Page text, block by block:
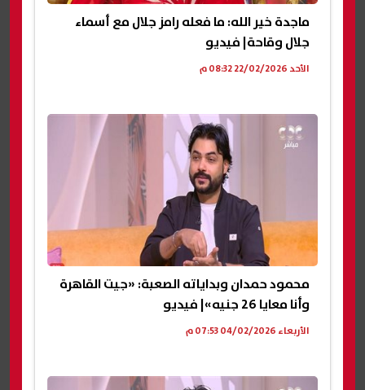
ماجدة خير الله: ما فعله رامز جلال مع أسماء
جلال وقاحة| فيديو
الأحد 22/02/2026 08:32 م
محمود حمدان وبداياته الصعبة: «جيت القاهرة
وأنا معايا 26 جنيه»| فيديو
الأربعاء 04/02/2026 07:53 م